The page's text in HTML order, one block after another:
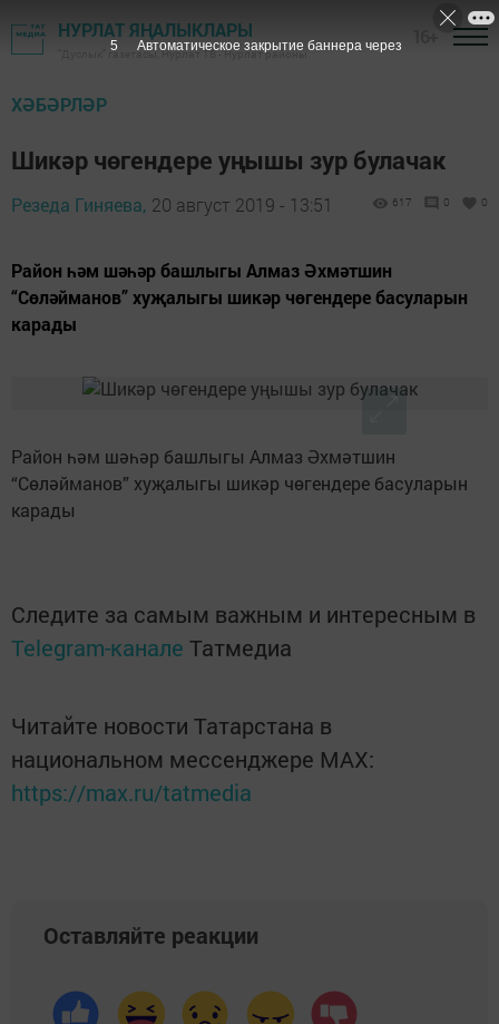
НУРЛАТ ЯҢАЛЫКЛАРЫ
"Дуслык" газетасы, Нурлат ТВ - Нурлат районы
ХӘБӘРЛӘР
Шикәр чөгендере уңышы зур булачак
Резеда Гиняева, 20 август 2019 - 13:51 617 0 0
Район һәм шәһәр башлыгы Алмаз Әхмәтшин
“Сөләйманов” хуҗалыгы шикәр чөгендере басуларын
карады
Район һәм шәһәр башлыгы Алмаз Әхмәтшин
“Сөләйманов” хуҗалыгы шикәр чөгендере басуларын
карады
Следите за самым важным и интересным в
Telegram-канале Татмедиа
Читайте новости Татарстана в
национальном мессенджере MАХ:
https://max.ru/tatmedia
Оставляйте реакции
5 Автоматическое закрытие баннера через